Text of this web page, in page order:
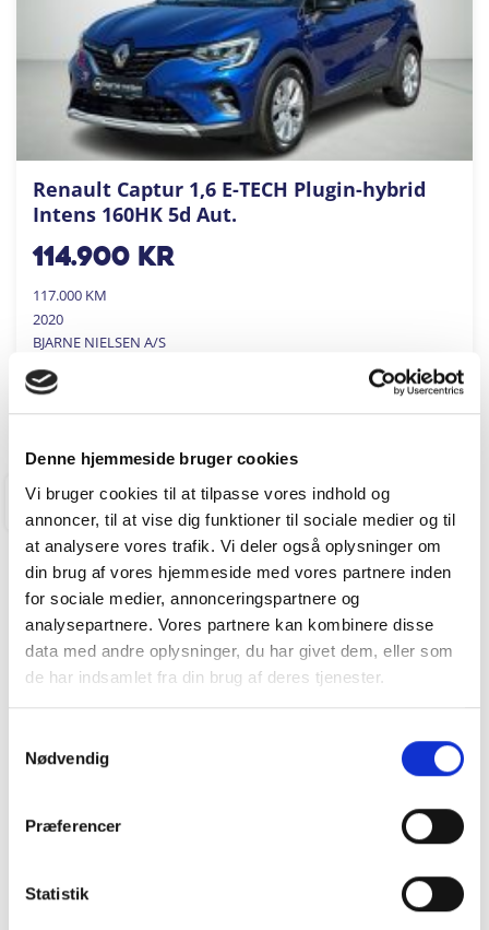
Denne hjemmeside bruger cookies
Vi bruger cookies til at tilpasse vores indhold og
annoncer, til at vise dig funktioner til sociale medier og til
at analysere vores trafik. Vi deler også oplysninger om
din brug af vores hjemmeside med vores partnere inden
for sociale medier, annonceringspartnere og
analysepartnere. Vores partnere kan kombinere disse
data med andre oplysninger, du har givet dem, eller som
de har indsamlet fra din brug af deres tjenester.
Nødvendig
Præferencer
Statistik
Renault Captur 1,6 E-TECH Plugin-hybrid
Intens 160HK 5d Aut.
114.900kr
117.000 KM
2020
BJARNE NIELSEN A/S
Renault Mégane E-TECH Iconic 220HK 5d
14.000 KM
2024
HERNING